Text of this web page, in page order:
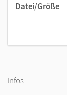
Datei/Größe
Infos